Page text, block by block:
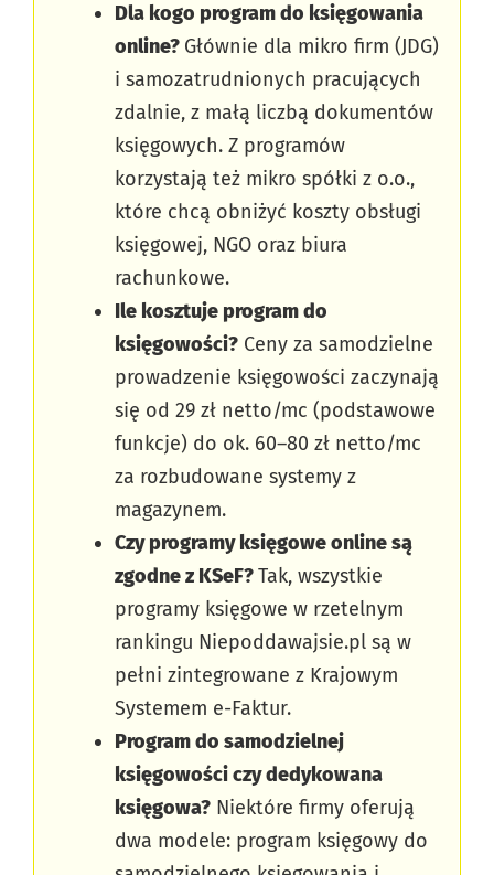
Dla kogo program do księgowania
online? Głównie dla mikro firm (JDG)
i samozatrudnionych pracujących
zdalnie, z małą liczbą dokumentów
księgowych. Z programów
korzystają też mikro spółki z o.o.,
które chcą obniżyć koszty obsługi
księgowej, NGO oraz biura
rachunkowe.
Ile kosztuje program do
księgowości? Ceny za samodzielne
prowadzenie księgowości zaczynają
się od 29 zł netto/mc (podstawowe
funkcje) do ok. 60–80 zł netto/mc
za rozbudowane systemy z
magazynem.
Czy programy księgowe online są
zgodne z KSeF?Tak, wszystkie
programy księgowe w rzetelnym
rankingu Niepoddawajsie.pl są w
pełni zintegrowane z Krajowym
Systemem e-Faktur.
Program do samodzielnej
księgowości czy dedykowana
księgowa? Niektóre firmy oferują
dwa modele: program księgowy do